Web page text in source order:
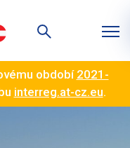
období2021-
interreg.at-cz.eu.